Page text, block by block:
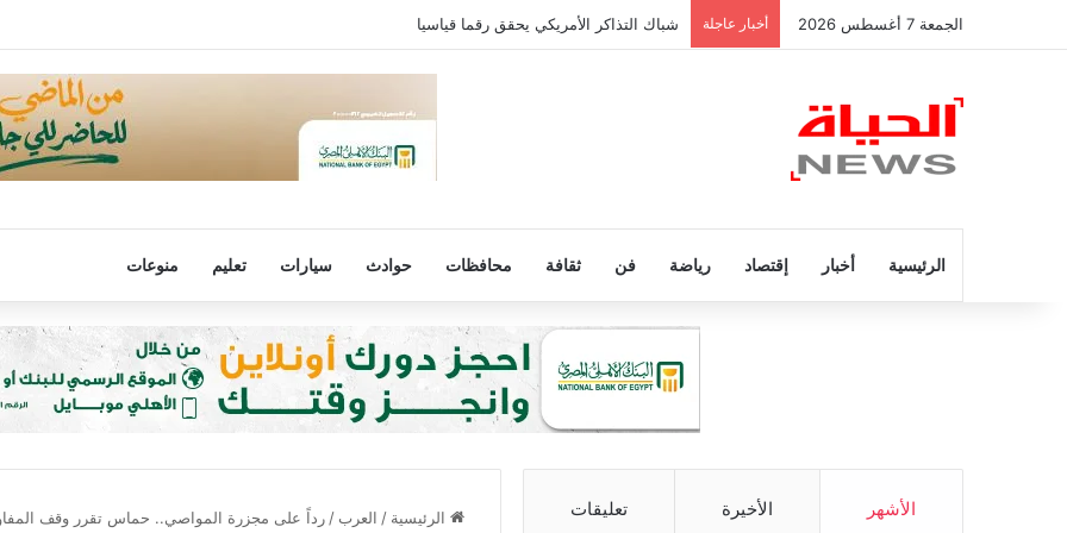
الجمعة 7 أغسطس 2026 أخبار عاجلة شباك التذاكر الأمريكي يحقق رقما قياسيا
الرئيسية أخبار إقتصاد رياضة فن ثقافة محافظات حوادث سيارات تعليم منوعات
الرئيسية / العرب / رداً على مجزرة المواصي.. حماس تقرر وقف الأشهر الأخيرة تعليقات